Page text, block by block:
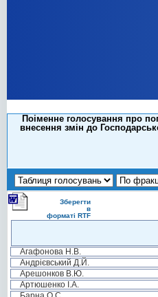
Поіменне голосування про
внесення змін до
Зберегти
в
форматі RTF
Агафонова Н.В.
Андрієвський Д.Й.
Арешонков В.Ю.
Артюшенко І.А.